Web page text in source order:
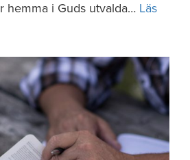
hemma i Guds utvalda… Läs